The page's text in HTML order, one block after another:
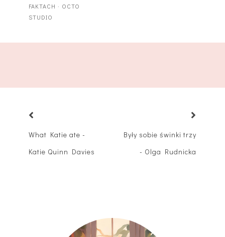
FAKTACH · OCTO
STUDIO
What Katie ate -
Katie Quinn Davies
Były sobie świnki trzy
- Olga Rudnicka